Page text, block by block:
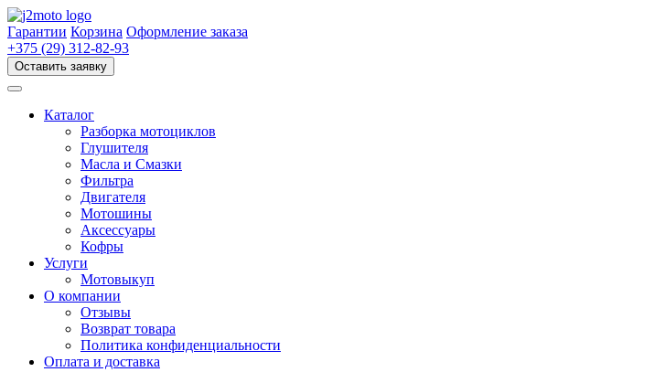
Перейти
к
содержимому
Гарантии Корзина Оформление заказа
+375 (29) 312-82-93
Оставить заявку
Каталог
Разборка мотоциклов
Глушителя
Масла и Смазки
Фильтра
Двигателя
Мотошины
Аксессуары
Кофры
Услуги
Мотовыкуп
О компании
Отзывы
Возврат товара
Политика конфиденциальности
Оплата и доставка